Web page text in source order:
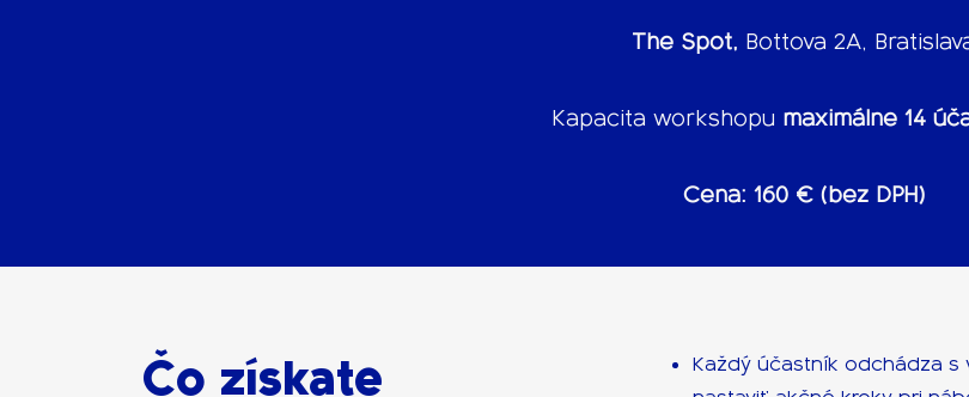
The Spot, Bottova 2A,
Kapacita workshopu maximálne 14
Cena: 160 € (bez DPH)
Čo získate
Každý účastník odchádza s